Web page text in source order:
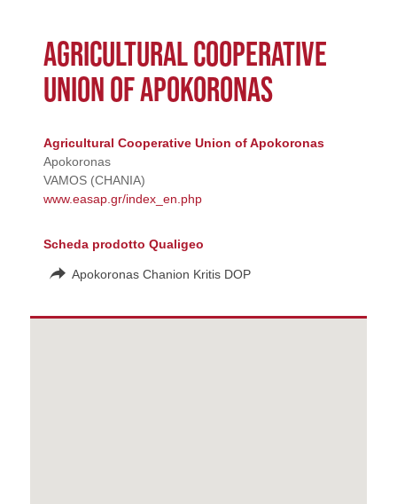
AGRICULTURAL COOPERATIVE
UNION OF APOKORONAS
Agricultural Cooperative Union of Apokoronas
Apokoronas
VAMOS (CHANIA)
www.easap.gr/index_en.php
Scheda prodotto Qualigeo
Apokoronas Chanion Kritis DOP